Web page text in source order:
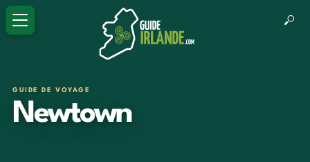
GUIDE DE VOYAGE
Newtown